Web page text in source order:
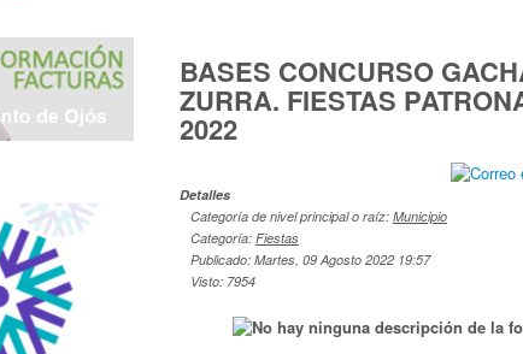
BASES CONCURSO
ZURRA. FIESTAS
2022
Detalles
Categoría de nivel principal o raíz: Municipio
Categoría: Fiestas
Publicado: Martes, 09 Agosto 2022 19:57
Visto: 7954